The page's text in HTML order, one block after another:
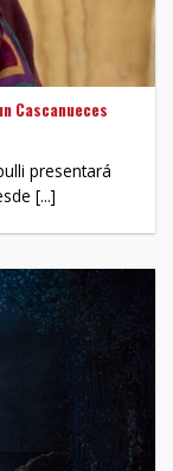
Cascanueces
presentará
[...]